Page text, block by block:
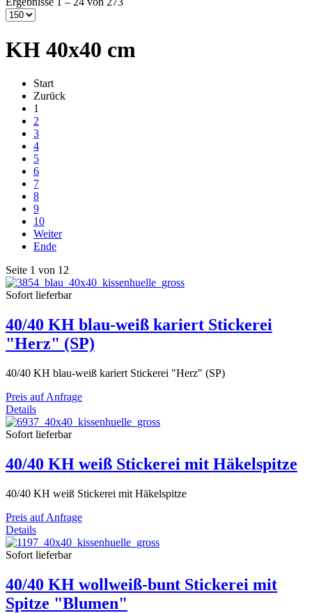
KH 40x40 cm
Start
Zurück
1
2
3
4
5
6
7
8
9
10
Weiter
Ende
Seite 1 von 12
Sofort lieferbar
40/40 KH blau-weiß kariert Stickerei
"Herz" (SP)
40/40 KH blau-weiß kariert Stickerei "Herz" (SP)
Preis auf Anfrage
Details
Sofort lieferbar
40/40 KH weiß Stickerei mit Häkelspitze
40/40 KH weiß Stickerei mit Häkelspitze
Preis auf Anfrage
Details
Sofort lieferbar
40/40 KH wollweiß-bunt Stickerei mit
Spitze "Blumen"